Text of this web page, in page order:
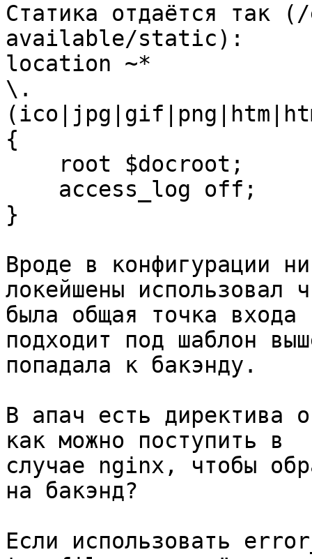
Статика отдаётся так
available/static):
location ~*
\.
{
}
Вроде в конфигурации
локейшены использовал
была общая точка
подходит под шаблон
попадала к бакэнду.
В апач есть директива
как можно поступить в
случае nginx, чтобы
на бакэнд?
Если использовать